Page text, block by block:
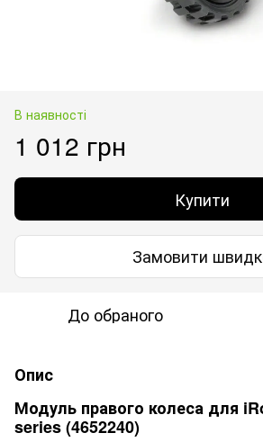
В наявності
1 012 грн
Купити
Замовити
До обраного
Опис
Модуль правого колеса для
series (4652240)